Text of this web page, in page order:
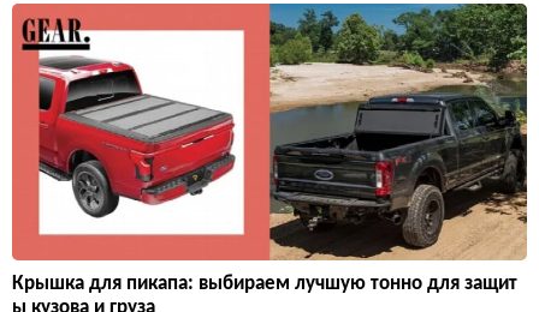
Крышка для пикапа: выбираем лучшую тонно для защит
ы кузова и груза